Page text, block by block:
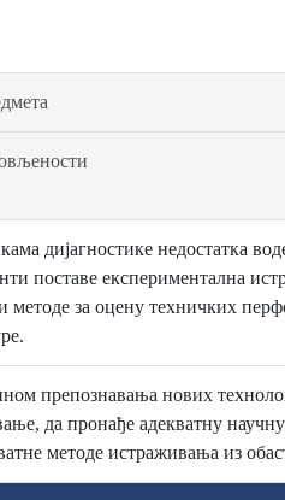
дијагностике недостатка
поставе експериментална
и методе за оцену техничких
препознавања нових
да пронађе адекватну
методе истраживања из